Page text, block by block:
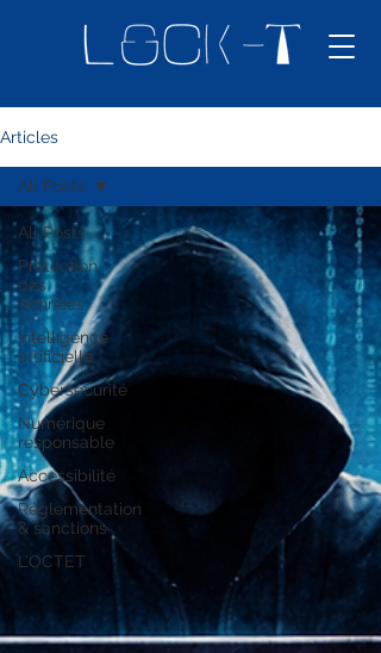
Articles
All Posts
Protection
des
données
Intelligence
artificielle
Cybersécurité
Numérique
responsable
Accessibilité
Réglementation
& sanctions
L’OCTET
All Posts